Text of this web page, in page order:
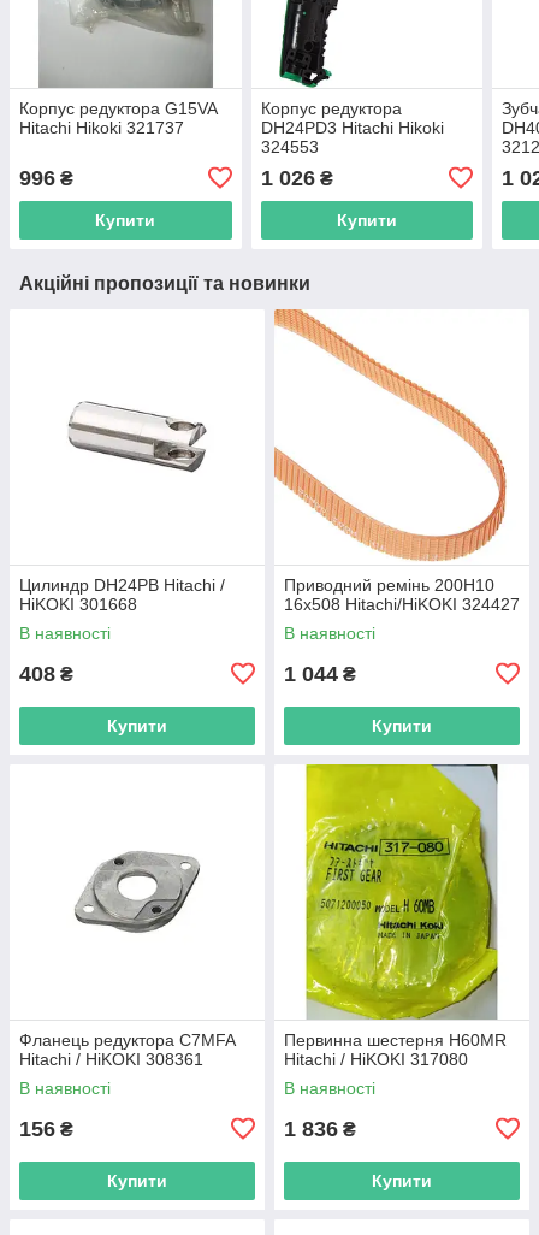
Корпус редуктора G15VA
Hitachi Hikoki 321737
996 ₴
Купити
Корпус редуктора
DH24PD3 Hitachi Hikoki
324553
1 026₴
Купити
1
Акційні пропозиції та новинки
Цилиндр DH24PB Hitachi /
HiKOKI 301668
В наявності
408 ₴
Купити
Приводний ремінь 200Н10
16х508 Hitachi/HiKOKI 324427
В наявності
1 044 ₴
Купити
Фланець редуктора C7MFA
Hitachi / HiKOKI 308361
В наявності
156 ₴
Купити
Первинна шестерня H60MR
Hitachi / HiKOKI 317080
В наявності
1 836 ₴
Купити